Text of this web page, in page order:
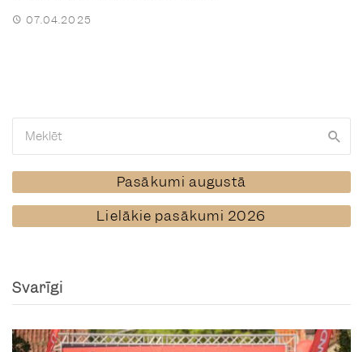
07.04.2025
Pasākumi augustā
Lielākie pasākumi 2026
Svarīgi